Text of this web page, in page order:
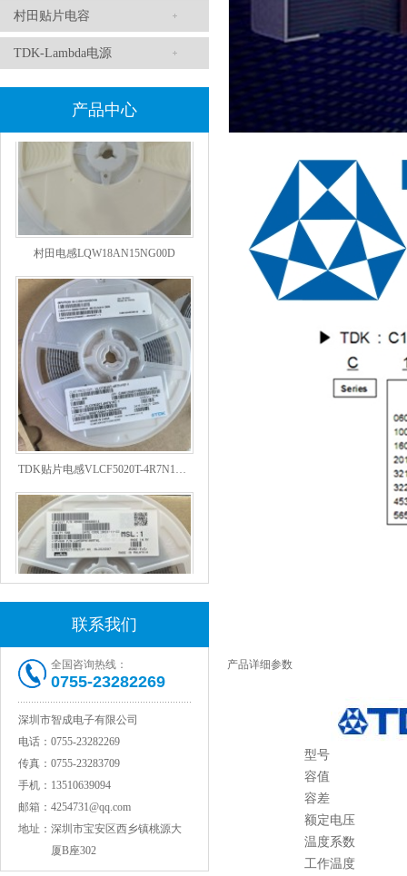
村田贴片电容
TDK-Lambda电源
产品中心
村田磁珠BLM18AG102SH1D
村田电感LQW18AN15NG00D
TDK贴片电感VLCF5020T-4R7N1R7-1
村田电感LQW15AN47NG80D
联系我们
全国咨询热线：
0755-23282269
深圳市智成电子有限公司
电话： 0755-23282269
传真： 0755-23283709
手机： 13510639094
邮箱： 4254731@qq.com
地址： 深圳市宝安区西乡镇桃源大
厦B座302
产品详细参数
型号
容值
容差
额定电压
温度系数
工作温度